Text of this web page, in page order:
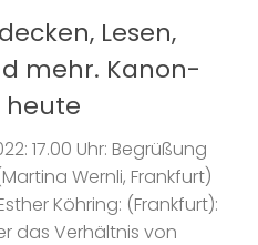
Lesen,
mehr. Kanon-
heute
17.00 Uhr: Begrüßung
Wernli, Frankfurt)
Köhring: (Frankfurt):
das Verhältnis von